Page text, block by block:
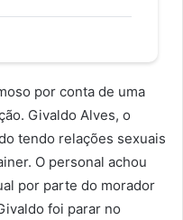
por conta de uma
Givaldo Alves, o
tendo relações sexuais
O personal achou
por parte do morador
foi parar no